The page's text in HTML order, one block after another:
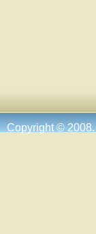
Copyright © 2008.